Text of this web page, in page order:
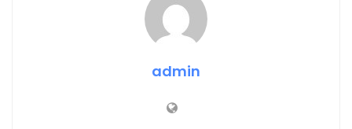
admin